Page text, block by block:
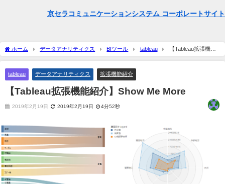
京セラコミュニケーションシステム コーポレートサイ
ホーム データアナリティクス BIツール tableau
【Tableau拡張機能
紹介】Show Me More
tableau データアナリティクス 拡張機能紹介
【Tableau拡張機能紹介】Show Me More
2019年2月19日 2019年2月19日 4分52秒